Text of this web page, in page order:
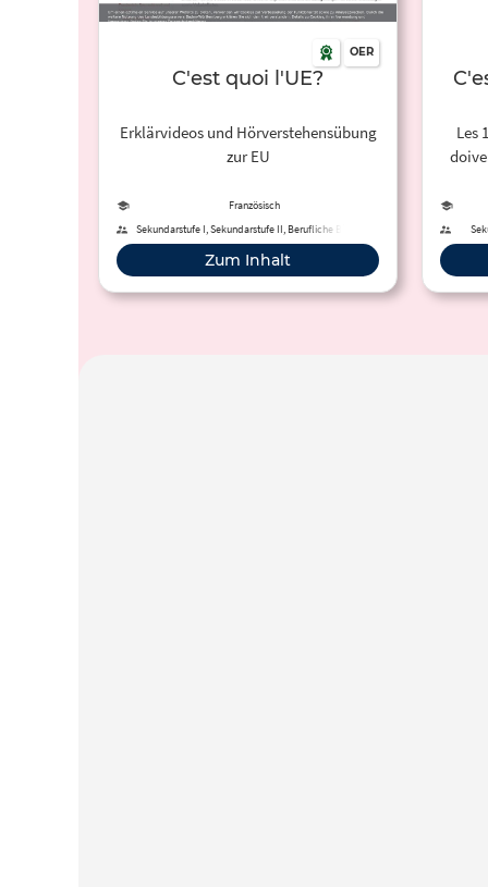
OER
C'est quoi l'UE?
Erklärvideos und Hörverstehensübung
zur EU
Französisch
Sekundarstufe I, Sekundarstufe II, Berufliche Bildung
Zum Inhalt
Les